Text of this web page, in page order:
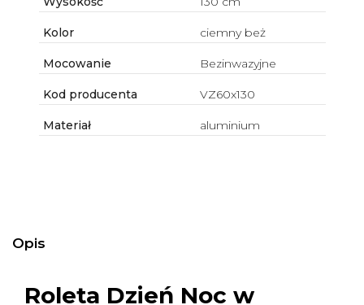
Kolor ciemny beż
Mocowanie Bezinwazyjne
Kod producenta VZ60x130
Materiał aluminium
Opis
Roleta Dzień Noc w